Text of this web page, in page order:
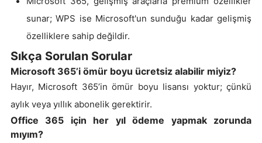
sunar; WPS ise Microsoft'un sunduğu kadar gelişmiş
özelliklere sahip değildir.
Sıkça Sorulan Sorular
Microsoft 365’i ömür boyu ücretsiz alabilir miyiz?
Hayır, Microsoft 365’in ömür boyu lisansı yoktur; çünkü
aylık veya yıllık abonelik gerektirir.
Office 365 için her yıl ödeme yapmak zorunda
mıyım?